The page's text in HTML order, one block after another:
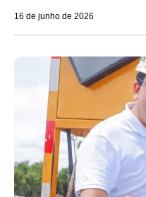
16 de junho de 2026